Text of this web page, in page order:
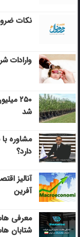
نکات
وارادات
۲۵۰
شد
مشاوره
دارد؟
آنالیز
آفرین
معرفی
شتابان